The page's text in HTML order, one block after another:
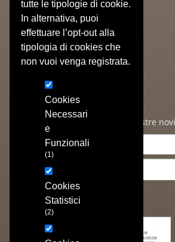
» Stampe Antiche
» Stampe Moderne
» Poster/Manifesti
» Oggetti & Dipinti
» Autografi
Newsletter
Iscriviti per ricevere tutte le nostre
ISCRIVIMI
tutte le tipologie di cookie.
In alternativa, puoi
effettuare l’opt-out alla
tipologia di cookies che
non vuoi venga registrata.
Cookies
Necessari
e
Funzionali
(1)
Cookies
Statistici
(2)